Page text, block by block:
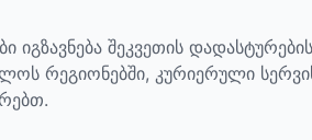
იგზავნება შეკვეთის
რეგიონებში, კურიერული